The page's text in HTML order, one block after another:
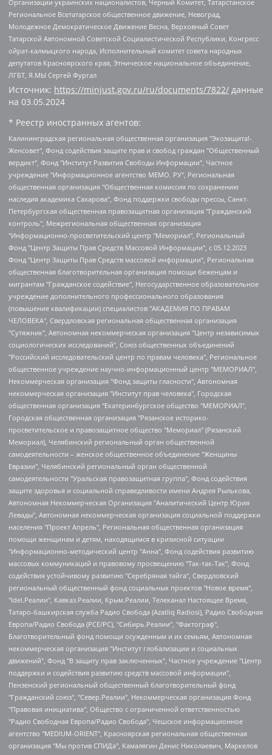
Организации украинских националистов, Черный Комитет, Татарстанское
Региональное Всетатарское общественное движение, Невоград,
Молодежное Демократическое Движение Весна, Верховный Совет
Татарской Автономной Советской Социалистической Республики, Конгресс
ойрат-калмыцкого народа, Исполнительный комитет совета народных
депутатов Красноярского края, Этническое национальное объединение,
ЛГБТ, Я.МЫ Сергей Фургал
Источник: https://minjust.gov.ru/ru/documents/7822/ данные
на 03.05.2024
* Реестр иностранных агентов:
Калининградская региональная общественная организация "Экозащита!-Женсовет", Фонд содействия защите прав и свобод граждан "Общественный вердикт", Фонд "Институт Развития Свободы Информации", Частное учреждение "Информационное агентство МЕМО. РУ", Региональная общественная организация "Общественная комиссия по сохранению наследия академика Сахарова", Фонд поддержки свободы прессы, Санкт-Петербургская общественная правозащитная организация "Гражданский контроль", Межрегиональная общественная организация "Информационно-просветительский центр "Мемориал", Региональный Фонд "Центр Защиты Прав Средств Массовой Информации", с 05.12.2023 Фонд "Центр Защиты Прав Средств массовой информации", Региональная общественная благотворительная организация помощи беженцам и мигрантам "Гражданское содействие", Негосударственное образовательное учреждение дополнительного профессионального образования (повышение квалификации) специалистов "АКАДЕМИЯ ПО ПРАВАМ ЧЕЛОВЕКА", Свердловская региональная общественная организация "Сутяжник", Автономная некоммерческая организация "Центр независимых социологических исследований", Союз общественных объединений "Российский исследовательский центр по правам человека", Региональное общественное учреждение научно-информационный центр "МЕМОРИАЛ", Некоммерческая организация "Фонд защиты гласности", Автономная некоммерческая организация "Институт прав человека", Городская общественная организация "Екатеринбургское общество "МЕМОРИАЛ", Городская общественная организация "Рязанское историко-просветительское и правозащитное общество "Мемориал" (Рязанский Мемориал), Челябинский региональный орган общественной самодеятельности – женское общественное объединение "Женщины Евразии", Челябинский региональный орган общественной самодеятельности "Уральская правозащитная группа", Фонд содействия защите здоровья и социальной справедливости имени Андрея Рылькова, Автономная Некоммерческая Организация "Аналитический Центр Юрия Левады", Автономная некоммерческая организация социальной поддержки населения "Проект Апрель", Региональная общественная организация помощи женщинам и детям, находящимся в кризисной ситуации "Информационно-методический центр "Анна", Фонд содействия развитию массовых коммуникаций и правовому просвещению "Так-так-Так", Фонд содействия устойчивому развитию "Серебряная тайга", Свердловский региональный общественный фонд социальных проектов "Новое время", "Idel.Реалии", Кавказ.Реалии, Крым.Реалии, Телеканал Настоящее Время, Татаро-башкирская служба Радио Свобода (Azatliq Radiosi), Радио Свободная Европа/Радио Свобода (PCE/PC), "Сибирь.Реалии", "Фактограф", Благотворительный фонд помощи осужденным и их семьям, Автономная некоммерческая организация "Институт глобализации и социальных движений", Фонд "В защиту прав заключенных", Частное учреждение "Центр поддержки и содействия развитию средств массовой информации", Пензенский региональный общественный благотворительный фонд "Гражданский союз", "Север.Реалии", Некоммерческая организация Фонд "Правовая инициатива", Общество с ограниченной ответственностью "Радио Свободная Европа/Радио Свобода", Чешское информационное агентство "MEDIUM-ORIENT", Красноярская региональная общественная организация "Мы против СПИДа", Камалягин Денис Николаевич, Маркелов Сергей Евгеньевич, Пономарев Лев Александрович, Савицкая Людмила Алексеевна, Автономная некоммерческая организация "Центр по работе с проблемой насилия "НАСИЛИЮ.НЕТ", Межрегиональный профессиональный союз работников здравоохранения "Альянс врачей", Юридическое лицо, зарегистрированное в Латвийской Республике, SIA "Medusa Project" (регистрационный номер 40103797863, дата регистрации 10.06.2014), Некоммерческая организация "Фонд по борьбе с коррупцией", Автономная некоммерческая организация "Институт права и публичной политики", Баданин Роман Сергеевич, Гликин Максим Александрович, Железнова Мария Михайловна, Лукьянова Юлия Сергеевна, Маетная Елизавета Витальевна, Маняхин Петр Борисович, Чуракова Ольга Владимировна, Ярош Юлия Петровна, Юридическое лицо "The Insider SIA", зарегистрированное в Риге, Латвийская Республика (дата регистрации 26.06.2015), являющееся администратором доменного имени интернет-издания "The Insider SIA", https://theins.ru, Постернак Алексей Евгеньевич, Рубин Михаил Аркадьевич, Анин Роман Александрович, Юридическое лицо Istories fonds, зарегистрированное в Латвийской Республике (регистрационный номер 50008295751, дата регистрации 24.02.2020), Великовский Дмитрий Александрович, Долинина Ирина Николаевна, Мароховская Алеся Алексеевна, Шлейнов Роман Юрьевич, Шмагун Олеся Валентиновна, Общество с ограниченной ответственностью "Альтаир 2021", Общество с ограниченной ответственностью "Вега 2021", Общество с ограниченной ответственностью "Главный редактор 2021", Общество с ограниченной ответственностью "Ромашки монолит", Важенков Артем Валерьевич, Ивановская областная общественная организация "Центр гендерных исследований", Гурман Юрий Альбертович, Медиапроект "ОВД-Инфо", Егоров Владимир Владимирович, Жилинский Владимир Александрович, Общество с ограниченной ответственностью "ЗП", Иванова София Юрьевна, Карезина Инна Павловна, Кильтау Екатерина Викторовна, Петров Алексей Викторович, Пискунов Сергей Евгеньевич, Смирнов Сергей Сергеевич, Тихонов Михаил Сергеевич, Общество с ограниченной ответственностью "ЖУРНАЛИСТ-ИНОСТРАННЫЙ АГЕНТ", Арапова Галина Юрьевна, Вольтская Татьяна Анатольевна, Американская компания "Mason G.E.S. Anonymous Foundation" (США), являющаяся владельцем интернет-издания https://mnews.world/, Компания "Stichting Bellingcat", зарегистрированная в Нидерландах (дата регистрации 11.07.2018), Захаров Андрей Вячеславович, Клепиковская Екатерина Дмитриевна, Общество с ограниченной ответственностью "МЕМО", Перл Роман Александрович, Симонов Евгений Алексеевич, Соловьева Елена Анатольевна, Сотников Даниил Владимирович, Сурначева Елизавета Дмитриевна, Автономная некоммерческая организация по защите прав человека и информированию населения "Якутия – Наше Мнение", Общество с ограниченной ответственностью "Москоу диджитал медиа", с 26.01.2023 Общество с ограниченной ответственностью "Чайка Белые сады", Ветошкина Валерия Валерьевна, Заговора Максим Александрович, Межрегиональное общественное движение "Российская ЛГБТ - сеть", Оленичев Максим Владимирович, Павлов Иван Юрьевич, Скворцова Елена Сергеевна, Общество с ограниченной ответственностью "Как бы инагент", Кочетков Игорь Викторович, Общество с ограниченной ответственностью "Честные выборы", Еланчик Олег Александрович, Общество с ограниченной ответственностью "Нобелевский призыв", Гималова Регина Эмилевна, Григорьев Андрей Валерьевич, Григорьева Алина Александровна, Ассоциация по содействию защите прав призывников, альтернативнослужащих и военнослужащих "Правозащитная группа "Гражданин.Армия.Право", Хисамова Регина Фаритовна, Автономная некоммерческая организация по реализации социально-правовых программ "Лилит", Дальневосточное общественное движение "Маяк", Санкт-Петербургская ЛГБТ-инициативная группа "Выход", Инициативная группа ЛГБТ+ "Реверс", Алексеев Андрей Викторович, Бекбулатова Таисия Львовна, Беляев Иван Михайлович, Владыкина Елена Сергеевна, Гельман Марат Александрович, Никульшина Вероника Юрьевна, Толоконникова Надежда Андреевна, Шендерович Виктор Анатольевич, Общество с ограниченной ответственностью "Данное сообщение", Общество с ограниченной ответственностью Издательский дом "Новая глава", Айнбиндер Александра Александровна, Московский комьюнити-центр для ЛГБТ+инициатив, Благотворительный фонд развития филантропии, Deutsche Welle (Германия, Kurt-Schumacher-Strasse 3, 53113 Bonn), Борзунова Мария Михайловна, Воробьев Виктор Викторович, Голубева Анна Львовна, Константинова Алла Михайловна, Малкова Ирина Владимировна, Мурадов Мурад Абдулгалимович, Осетинская Елизавета Николаевна, Понасенков Евгений Николаевич, Ганапольский Матвей Юрьевич, Киселев Евгений Алексеевич, Борухович Ирина Григорьевна, Дремин Иван Тимофеевич, Дубровский Дмитрий Викторович, Красноярская региональная общественная организация поддержки и развития альтернативных образовательных технологий и межкультурных коммуникаций "ИНТЕРРА", Маяковская Екатерина Алексеевна, Фейгин Марк Захарович, Филимонов Андрей Викторович, Дзугкоева Регина Николаевна, Доброхотов Роман Александрович, Дудь Юрий Александрович, Елкин Сергей Владимирович, Кругликов Кирилл Игоревич, Сабунаева Мария Леонидовна, Семенов Алексей Владимирович, Шаинян Карен Багратович, Шульман Екатерина Михайловна, Асафьев Артур Валерьевич, Вахштайн Виктор Семенович, Венедиктов Алексей Алексеевич, Лушникова Екатерина Евгеньевна, Волков Леонид Михайлович, Невзоров Александр Глебович, Пархоменко Сергей Борисович, Сироткин Ярослав Николаевич, Кара-Мурза Владимир Владимирович, Баранова Наталья Владимировна, Гозман Леонид Яковлевич, Кагарлицкий Борис Юльевич, Климарев Михаил Валерьевич, Милов Владимир Станиславович, Автономная некоммерческая организация Краснодарский центр современного искусства "Типография", Моргенштерн Алишер Тагирович, Соболь Любовь Эдуардовна, Общество с ограниченной ответственностью "ЛИЗА НОРМ", Каспаров Гарри Кимович, Ходорковский Михаил Борисович, Общество с ограниченной ответственностью "Апрельские тезисы", Данилович Ирина Брониславовна, Кашин Олег Владимирович, Петров Николай Владимирович, Пивоваров Алексей Владимирович, Соколов Михаил Владимирович, Цветкова Юлия Владимировна, Чичваркин Евгений Александрович, Комитет против пыток/Команда против пыток, Общество с ограниченной ответственностью "Первый научный", Общество с ограниченной ответственностью "Вертолет и ко", Белоцерковская Вероника Борисовна, Кац Максим Евгеньевич, Лазарева Татьяна Юрьевна, Шаведдинов Руслан Табризович, Яшин Илья Валерьевич, Общество с ограниченной ответственностью "Иноагент ААВ", Алешковский Дмитрий Петрович, Альбац Евгения Марковна, Быков Дмитрий Львович, Галямина Юлия Евгеньевна, Лойко Сергей Леонидович, Мартынов Кирилл Константинович, Медведев Сергей Александрович, Крашенинников Федор Геннадиевич, Гордеева Катерина Вл